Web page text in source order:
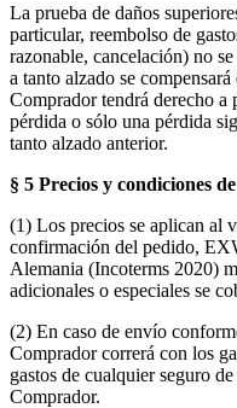
La prueba de daños
particular, reembolso de
razonable, cancelación) no
a tanto alzado se
Comprador tendrá derecho a
pérdida o sólo una pérdida
tanto alzado anterior.
§ 5 Precios y condiciones
(1) Los precios se aplican al
confirmación del pedido,
Alemania (Incoterms 2020)
adicionales o especiales se
(2) En caso de envío
Comprador correrá con los
gastos de cualquier seguro
Comprador.